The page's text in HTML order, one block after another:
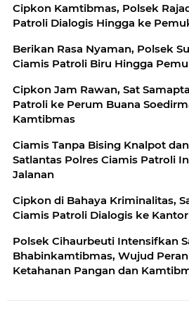
Cipkon Kamtibmas, Polsek
Patroli Dialogis Hingga ke
Berikan Rasa Nyaman, Polsek
Ciamis Patroli Biru Hingga
Cipkon Jam Rawan, Sat
Patroli ke Perum Buana
Kamtibmas
Ciamis Tanpa Bising Knalpot
Satlantas Polres Ciamis Patroli
Jalanan
Cipkon di Bahaya Kriminalitas,
Ciamis Patroli Dialogis ke Kantor
Polsek Cihaurbeuti Intensifkan
Bhabinkamtibmas, Wujud
Ketahanan Pangan dan